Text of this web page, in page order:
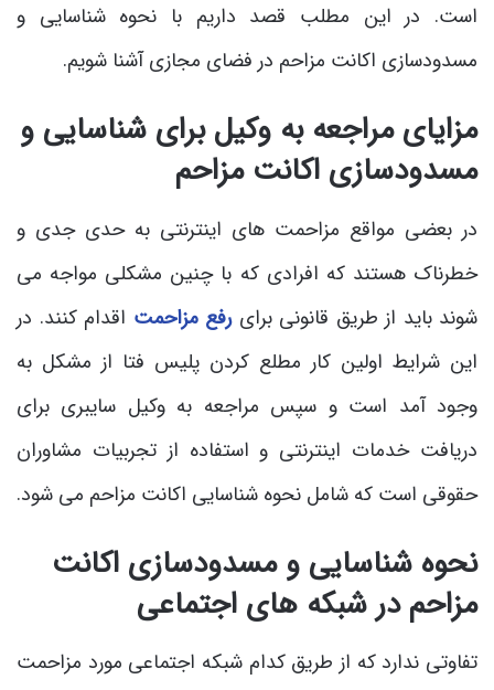
است. در این مطلب قصد داریم با نحوه شناسایی و
مسدودسازی اکانت مزاحم در فضای مجازی آشنا شویم.
مزایای مراجعه به وکیل برای شناسایی و
مسدودسازی اکانت مزاحم
در بعضی مواقع مزاحمت های اینترنتی به حدی جدی و
خطرناک هستند که افرادی که با چنین مشکلی مواجه می
شوند باید از طریق قانونی برایرفع مزاحمت اقدام کنند. در
این شرایط اولین کار مطلع کردن پلیس فتا از مشکل به
وجود آمد است و سپس مراجعه به وکیل سایبری برای
دریافت خدمات اینترنتی و استفاده از تجربیات مشاوران
حقوقی است که شامل نحوه شناسایی اکانت مزاحم می شود.
نحوه شناسایی و مسدودسازی اکانت
مزاحم در شبکه های اجتماعی
تفاوتی ندارد که از طریق کدام شبکه اجتماعی مورد مزاحمت